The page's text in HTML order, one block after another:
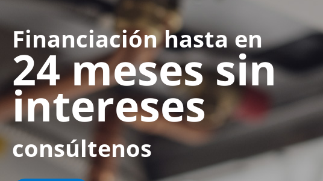
Financiación hasta en
24 meses sin
intereses
consúltenos